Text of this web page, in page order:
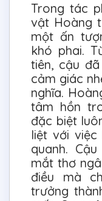
Trong tác
vật Hoàng
một ấn
khó phai.
tiên, cậu
cảm giác
nghĩa.
tâm hồn
đặc biệt
liệt với việc
quanh.
mắt thơ
điều mà
trưởng